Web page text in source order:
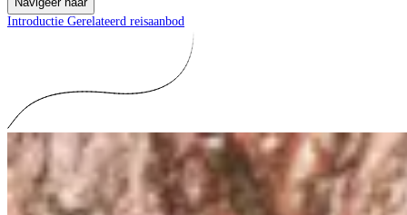
Introductie Gerelateerd reisaanbod